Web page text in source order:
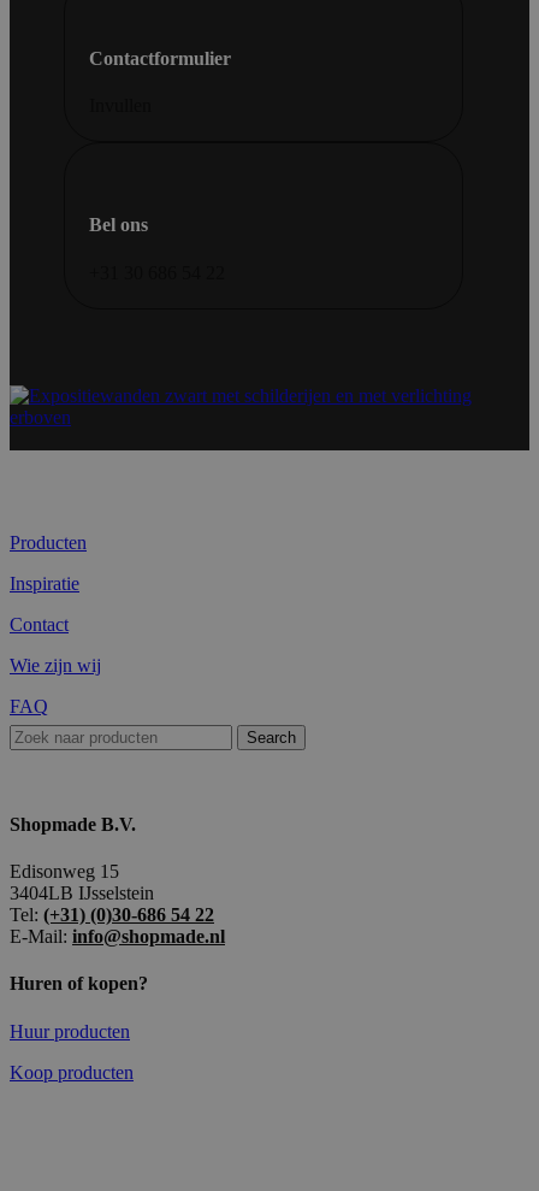
Contactformulier
Bel ons
Producten
Inspiratie
Contact
Wie zijn wij
FAQ
Search
Shopmade B.V.
Edisonweg 15
3404LB IJsselstein
Tel: (+31) (0)30-686 54 22
E-Mail: info@shopmade.nl
Huren of kopen?
Huur producten
Koop producten